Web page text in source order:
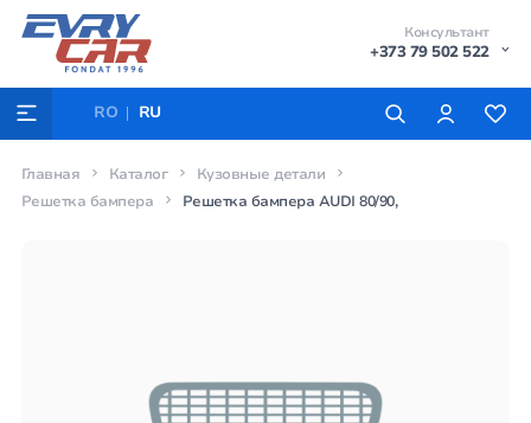
Консультант
+373 79 502 522
RO RU
Главная Каталог
Кузовные детали
Решетка бампера
Решетка бампера AUDI 80/90,